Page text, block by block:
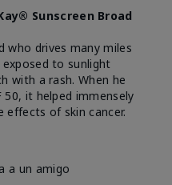
Sunscreen Broad
who drives many miles
to sunlight
with a rash. When he
50, it helped immensely
of skin cancer.
a un amigo